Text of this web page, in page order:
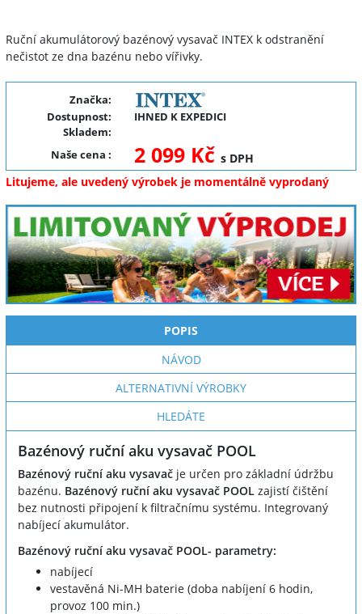
Ruční akumulátorový bazénový vysavač INTEX k odstranění
nečistot ze dna bazénu nebo vířivky.
Značka:
Dostupnost:
IHNED K EXPEDICI
Skladem:
Naše cena : 2 099 Kč s DPH
Litujeme, ale uvedený výrobek je momentálně vyprodaný
POPIS
NÁVOD
ALTERNATIVNÍ VÝROBKY
HLEDÁTE
Bazénový ruční aku vysavač POOL
Bazénový ruční aku vysavač je určen pro základní údržbu
bazénu. Bazénový ruční aku vysavač POOL zajistí čištění
bez nutnosti připojení k filtračnímu systému. Integrovaný
nabíjecí akumulátor.
Bazénový ruční aku vysavač POOL- parametry:
nabíjecí
vestavěná Ni-MH baterie (doba nabíjení 6 hodin,
provoz 100 min.)